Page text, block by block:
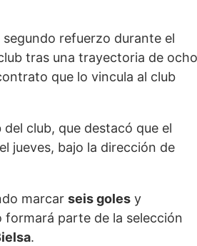
segundo refuerzo durante el
tras una trayectoria de ocho
que lo vincula al club
club, que destacó que el
jueves, bajo la dirección de
marcar seis goles y
formará parte de la selección
.